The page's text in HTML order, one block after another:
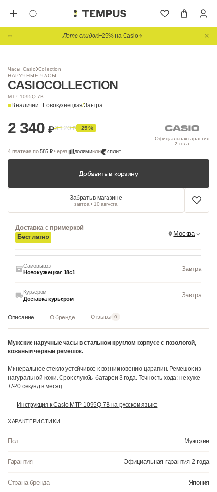
Лето скидок−25% на Casio
Часы Casio Collection
НАРУЧНЫЕ ЧАСЫ
CASIOCOLLECTION
MTP-1095Q-7B
В наличии Новокузнецкая/Завтра
1/ 3
2 340 ₽3 120₽ -25 %
Официальная гарантия
2 года
4 платежа по585 ₽через долямиили сплит
Добавить в корзину
Забрать в магазине
завтра • 10 августа
Доставка с примеркой
Бесплатно
Москва
Самовывоз
Новокузнецкая 18с1
Завтра
Курьером
Доставка курьером
Завтра
Описание О бренде Отзывы 0
Мужские наручные часы в стальном круглом корпусе с позолотой,
кожаный черный ремешок.
Минеральное стекло устойчивое к возникновению царапин. Ремешок из
натуральной кожи. Срок службы батареи 3 года. Точность хода: не хуже
+/-20 секунд в месяц.
Инструкция к Casio MTP-1095Q-7B на русском языке
ХАРАКТЕРИСТИКИ
Пол Мужские
Гарантия Официальная гарантия 2 года
Страна бренда Япония